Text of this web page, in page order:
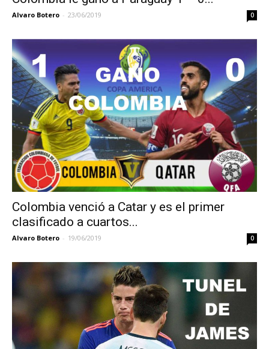
Alvaro Botero - 23/06/2019 0
Colombia venció a Catar y es el primer
clasificado a cuartos...
Alvaro Botero - 19/06/2019 0